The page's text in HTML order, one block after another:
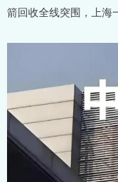
箭回收全线突围，上海